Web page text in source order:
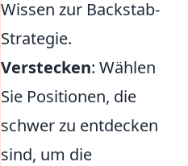
Wissen zur Backstab-
Strategie.
Verstecken: Wählen
Sie Positionen, die
schwer zu entdecken
sind, um die